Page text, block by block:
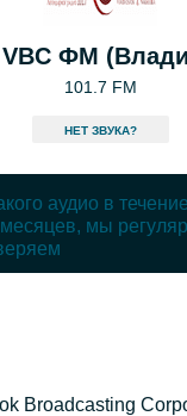
ФМ
101.7 FM
HЕТ ЗВУКА?
аудио в
мы
Broadcasting